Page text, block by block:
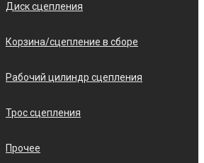
Диск сцепления
Корзина/сцепление в сборе
Рабочий цилиндр сцепления
Трос сцепления
Прочее